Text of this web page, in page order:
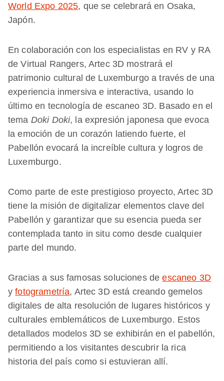
World Expo 2025, que se celebrará en Osaka,
Japón.
En colaboración con los especialistas en RV y RA
de Virtual Rangers, Artec 3D mostrará el
patrimonio cultural de Luxemburgo a través de una
experiencia inmersiva e interactiva, usando lo
último en tecnología de escaneo 3D. Basado en el
tema Doki Doki, la expresión japonesa que evoca
la emoción de un corazón latiendo fuerte, el
Pabellón evocará la increíble cultura y logros de
Luxemburgo.
Como parte de este prestigioso proyecto, Artec 3D
tiene la misión de digitalizar elementos clave del
Pabellón y garantizar que su esencia pueda ser
contemplada tanto in situ como desde cualquier
parte del mundo.
Gracias a sus famosas soluciones deescaneo 3D
yfotogrametría, Artec 3D está creando gemelos
digitales de alta resolución de lugares históricos y
culturales emblemáticos de Luxemburgo. Estos
detallados modelos 3D se exhibirán en el pabellón,
permitiendo a los visitantes descubrir la rica
historia del país como si estuvieran allí.